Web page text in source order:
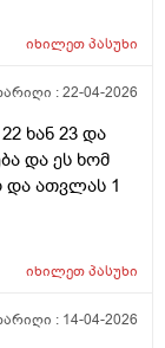
იხილეთპასუხი
:22-04-2026
ხან 23 და
და ეს ხომ
და ათვლას 1
იხილეთპასუხი
: 14-04-2026